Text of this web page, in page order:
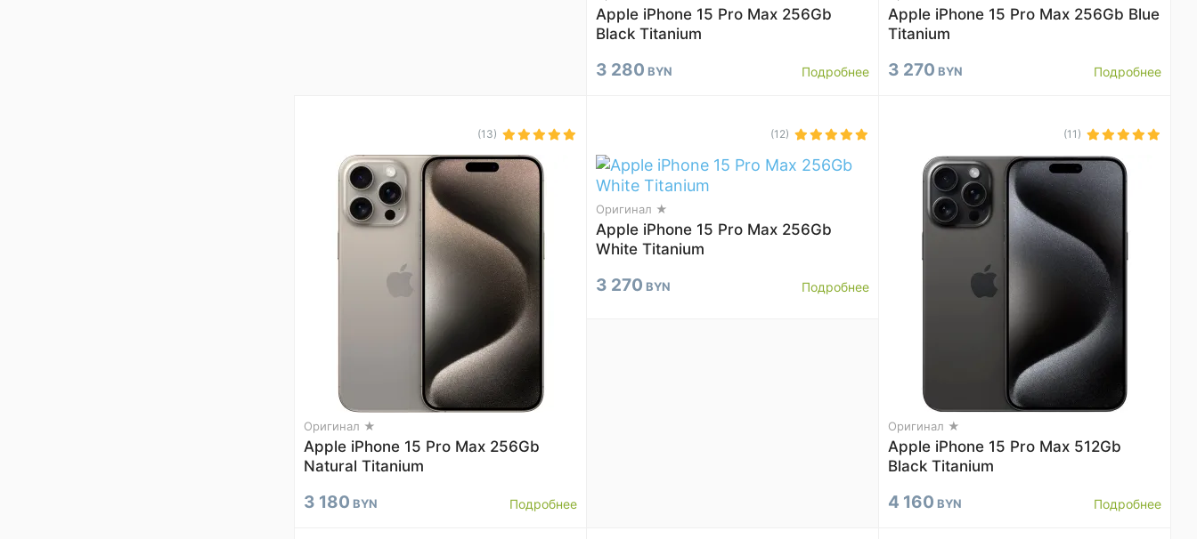
Apple iPhone 15 Pro Max 256Gb
Black Titanium
3 280 BYN Подробнее
Apple iPhone 15 Pro Max 256Gb Blue
Titanium
3 270 BYN Подробнее
(13)
Оригинал ★
Apple iPhone 15 Pro Max 256Gb
Natural Titanium
3 180 BYN Подробнее
(12)
Оригинал ★
Apple iPhone 15 Pro Max 256Gb
White Titanium
3 270 BYN Подробнее
(11)
Оригинал ★
Apple iPhone 15 Pro Max 512Gb
Black Titanium
4 160 BYN Подробнее